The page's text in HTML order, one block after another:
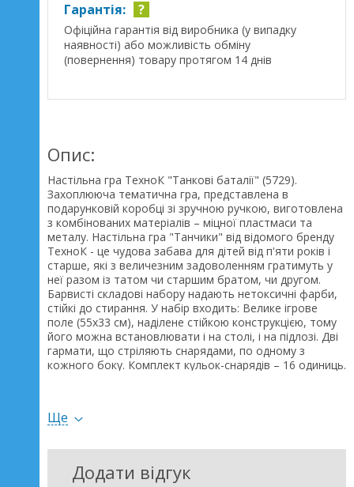
Гарантія: ?
Офіційна гарантія від виробника (у випадку
наявності) або можливість обміну
(повернення) товару протягом 14 днів
Опис:
Настільна гра ТехноК "Танкові баталії" (5729).
Захоплююча тематична гра, представлена ​​в
подарунковій коробці зі зручною ручкою, виготовлена ​​
з комбінованих матеріалів – міцної пластмаси та
металу. Настільна гра "Танчики" від відомого бренду
ТехноК - це чудова забава для дітей від п'яти років і
старше, які з величезним задоволенням гратимуть у
неї разом із татом чи старшим братом, чи другом.
Барвисті складові набору надають нетоксичні фарби,
стійкі до стирання. У набір входить: Велике ігрове
поле (55х33 см), наділене стійкою конструкцією, тому
його можна встановлювати і на столі, і на підлозі. Дві
гармати, що стріляють снарядами, по одному з
кожного боку. Комплект кульок-снарядів – 16 одиниць.
танки ворога, хто швидше впорається, той є
можна одночасно чи по черзі. Для зручності ігрове
поле з боків оснащено спеціальними жолобками, куди
після пострілів скочуються металеві кульки-снаряди і
Ще
Додати відгук